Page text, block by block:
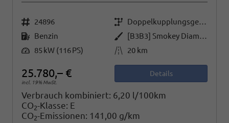
Fahrzeugnr. 24896 Getriebe
Doppelkupplungsgetriebe (DSG)
Kraftstoff Benzin Außenfarbe
[B3B3] Smokey Diamond-Silber Metallic
Leistung 85 kW (116 PS) Kilometerstand 20 km
25.780,– €
incl. 19% MwSt.
Details
Verbrauch kombiniert: 6,20 l/100km
CO2-Klasse: E
CO2-Emissionen: 141,00 g/km